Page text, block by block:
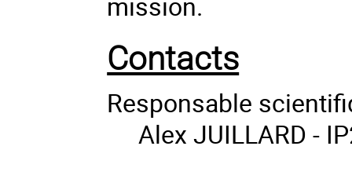
Contacts
Responsable
Alex JUILLARD -